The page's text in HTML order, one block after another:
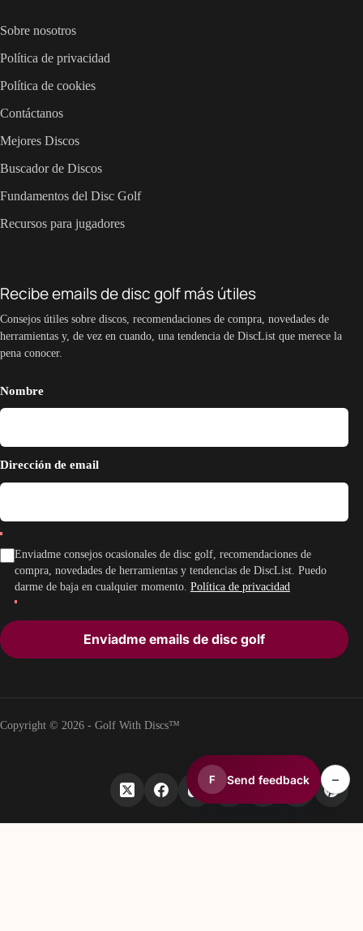
Sobre nosotros
Política de privacidad
Política de cookies
Contáctanos
Mejores Discos
Buscador de Discos
Fundamentos del Disc Golf
Recursos para jugadores
Recibe emails de disc golf más útiles
Consejos útiles sobre discos, recomendaciones de compra, novedades de
herramientas y, de vez en cuando, una tendencia de DiscList que merece la
pena conocer.
Nombre
Dirección de email
Enviadme consejos ocasionales de disc golf, recomendaciones de
compra, novedades de herramientas y tendencias de DiscList. Puedo
darme de baja en cualquier momento. Política de privacidad
Enviadme emails de disc golf
Copyright © 2026 - Golf With Discs™
F Send feedback –